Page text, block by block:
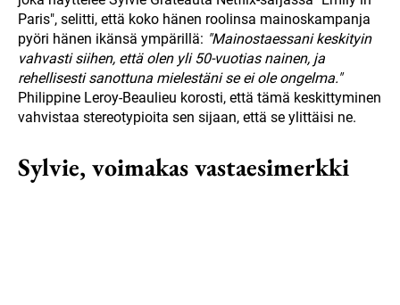
Paris", selitti, että koko hänen roolinsa mainoskampanja
pyöri hänen ikänsä ympärillä: "Mainostaessani keskityin
vahvasti siihen, että olen yli 50-vuotias nainen, ja
rehellisesti sanottuna mielestäni se ei ole ongelma."
Philippine Leroy-Beaulieu korosti, että tämä keskittyminen
vahvistaa stereotypioita sen sijaan, että se ylittäisi ne.
Sylvie, voimakas vastaesimerkki